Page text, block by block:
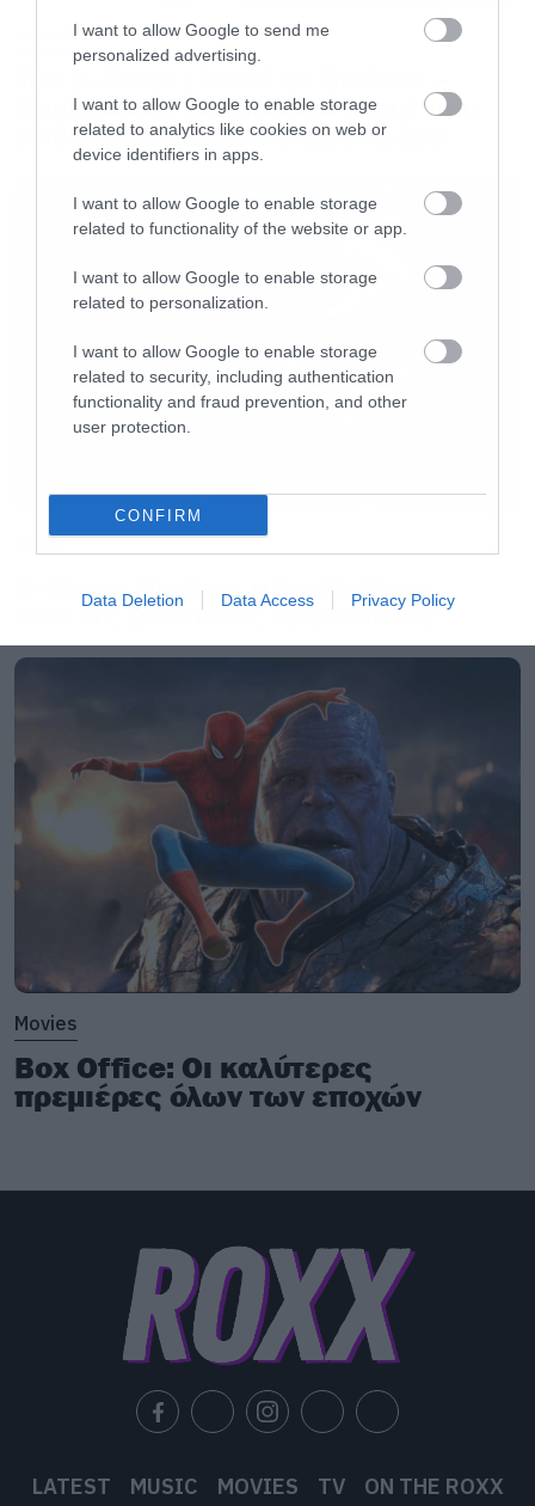
I want to allow Google to send me
personalized advertising.
I want to allow Google to enable storage
related to analytics like cookies on web or
device identifiers in apps.
I want to allow Google to enable storage
related to functionality of the website or app.
I want to allow Google to enable storage
related to personalization.
I want to allow Google to enable storage
related to security, including authentication
functionality and fraud prevention, and other
user protection.
CONFIRM
Data Deletion Data Access Privacy Policy
Movies
Επιστρέφει με director’s cut που
υπόσχεται περισσότερο τρόμο
Music
Ο Glenn Hughes αποσύρθηκε
από τις ζωντανές εμφανίσεις
Movies
Box Office: Οι καλύτερες
πρεμιέρες όλων των εποχών
LATEST MUSIC MOVIES TV
ON THE ROXX